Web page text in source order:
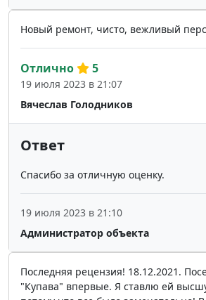
Новый ремонт, чисто, вежливый
Вячеслав Голодников
Отлично 5
19 июля 2023 в 21:07
Ответ
Спасибо за отличную оценку.
Администратор объекта
19 июля 2023 в 21:10
Последняя рецензия! 18.12.2021.
"Купава" впервые. Я ставлю ей